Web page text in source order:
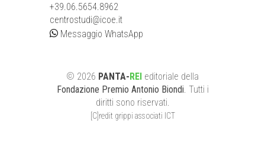
+39.06.5654.8962
centrostudi@icoe.it
Messaggio WhatsApp
© 2026 PANTA-REI editoriale della
Fondazione Premio Antonio Biondi . Tutti i
diritti sono riservati.
[C]redit grippi associati ICT